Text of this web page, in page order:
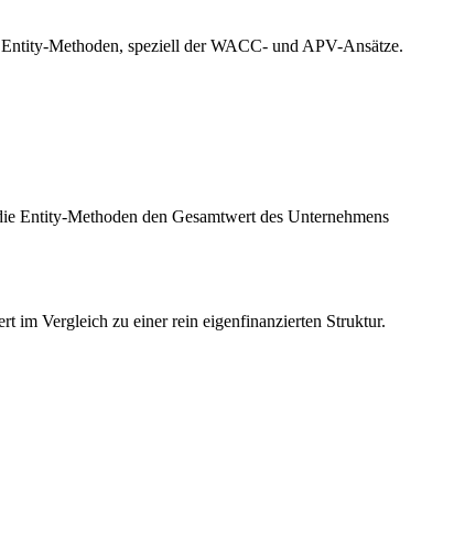
Methoden, speziell der WACC- und APV-Ansätze.
Entity-Methoden den Gesamtwert des Unternehmens
im Vergleich zu einer rein eigenfinanzierten Struktur.